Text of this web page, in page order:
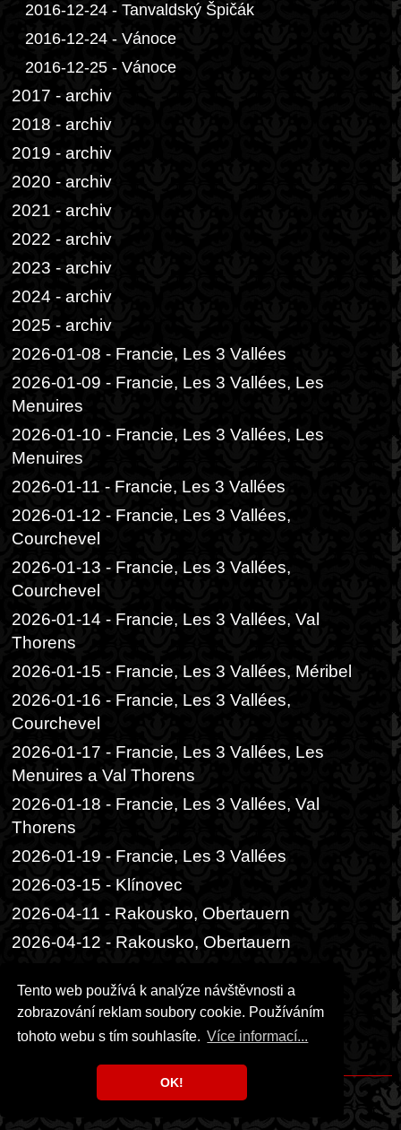
Tento web používá k analýze návštěvnosti a
zobrazování reklam soubory cookie. Používáním
tohoto webu s tím souhlasíte. Více informací...
OK!
2016-12-24 - Tanvaldský Špičák
2016-12-24 - Vánoce
2016-12-25 - Vánoce
2017 - archiv
2018 - archiv
2019 - archiv
2020 - archiv
2021 - archiv
2022 - archiv
2023 - archiv
2024 - archiv
2025 - archiv
2026-01-08 - Francie, Les 3 Vallées
2026-01-09 - Francie, Les 3 Vallées, Les
Menuires
2026-01-10 - Francie, Les 3 Vallées, Les
Menuires
2026-01-11 - Francie, Les 3 Vallées
2026-01-12 - Francie, Les 3 Vallées,
Courchevel
2026-01-13 - Francie, Les 3 Vallées,
Courchevel
2026-01-14 - Francie, Les 3 Vallées, Val
Thorens
2026-01-15 - Francie, Les 3 Vallées, Méribel
2026-01-16 - Francie, Les 3 Vallées,
Courchevel
2026-01-17 - Francie, Les 3 Vallées, Les
Menuires a Val Thorens
2026-01-18 - Francie, Les 3 Vallées, Val
Thorens
2026-01-19 - Francie, Les 3 Vallées
2026-03-15 - Klínovec
2026-04-11 - Rakousko, Obertauern
2026-04-12 - Rakousko, Obertauern
Brzobohatého
2026-06-06 - Praha, Festival ambasád
Copyright © 1999 - 2026 Milka